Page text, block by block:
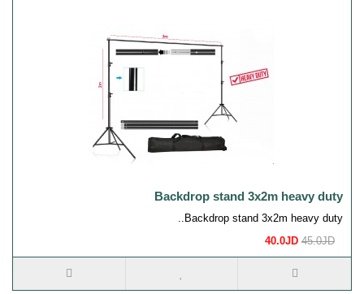
Backdrop stand 3x2m heavy duty
Backdrop stand 3x2m heavy duty..
40.0JD 45.0JD